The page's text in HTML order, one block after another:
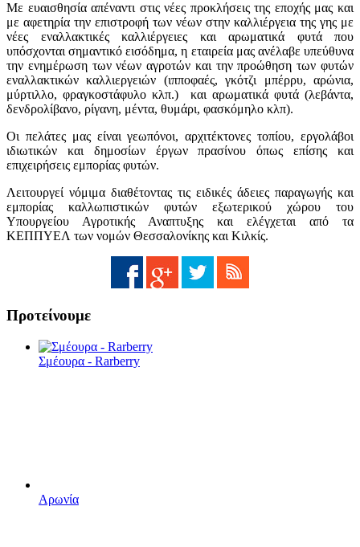
Με ευαισθησία απέναντι στις νέες προκλήσεις της εποχής μας και
με αφετηρία την επιστροφή των νέων στην καλλιέργεια της γης με
νέες εναλλακτικές καλλιέργειες και αρωματικά φυτά που
υπόσχονται σημαντικό εισόδημα, η εταιρεία μας ανέλαβε υπεύθυνα
την ενημέρωση των νέων αγροτών και την προώθηση των φυτών
εναλλακτικών καλλιεργειών (ιπποφαές, γκότζι μπέρρυ, αρώνια,
μύρτιλλο, φραγκοστάφυλο κλπ.) και αρωματικά φυτά (λεβάντα,
δενδρολίβανο, ρίγανη, μέντα, θυμάρι, φασκόμηλο κλπ).
Οι πελάτες μας είναι γεωπόνοι, αρχιτέκτονες τοπίου, εργολάβοι
ιδιωτικών και δημοσίων έργων πρασίνου όπως επίσης και
επιχειρήσεις εμπορίας φυτών.
Λειτουργεί νόμιμα διαθέτοντας τις ειδικές άδειες παραγωγής και
εμπορίας καλλωπιστικών φυτών εξωτερικού χώρου του
Υπουργείου Αγροτικής Αναπτυξης και ελέγχεται από τα
ΚΕΠΠΥΕΛ των νομών Θεσσαλονίκης και Κιλκίς.
Προτείνουμε
Σμέουρα - Rarberry
Αρωνία